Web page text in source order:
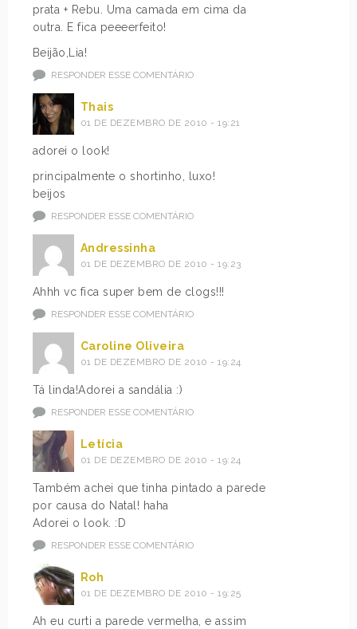
prata + Rebu. Uma camada em cima da
outra. E fica peeeerfeito!
Beijão,Lia!
RESPONDER ESSE COMENTÁRIO
Thais
01 DE DEZEMBRO DE 2010 - 19:21
adorei o look!
principalmente o shortinho, luxo!
beijos
RESPONDER ESSE COMENTÁRIO
Andressinha
01 DE DEZEMBRO DE 2010 - 19:23
Ahhh vc fica super bem de clogs!!!
RESPONDER ESSE COMENTÁRIO
Caroline Oliveira
01 DE DEZEMBRO DE 2010 - 19:24
Tá linda!Adorei a sandália :)
RESPONDER ESSE COMENTÁRIO
Letícia
01 DE DEZEMBRO DE 2010 - 19:24
Também achei que tinha pintado a parede
por causa do Natal! haha
Adorei o look. :D
RESPONDER ESSE COMENTÁRIO
Roh
01 DE DEZEMBRO DE 2010 - 19:25
Ah eu curti a parede vermelha, e assim